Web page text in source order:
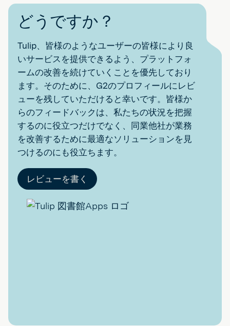
どうですか？
Tulip、皆様のようなユーザーの皆様により良
いサービスを提供できるよう、プラットフォ
ームの改善を続けていくことを優先しており
ます。そのために、G2のプロフィールにレビ
ューを残していただけると幸いです。皆様か
らのフィードバックは、私たちの状況を把握
するのに役立つだけでなく、同業他社が業務
を改善するために最適なソリューションを見
つけるのにも役立ちます。
レビューを書く